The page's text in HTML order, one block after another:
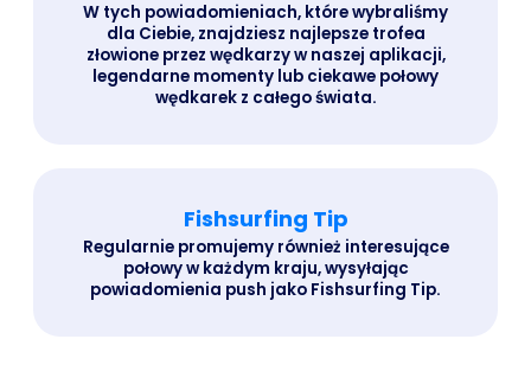
W tych powiadomieniach, które wybraliśmy
dla Ciebie, znajdziesz najlepsze trofea
złowione przez wędkarzy w naszej aplikacji,
legendarne momenty lub ciekawe połowy
wędkarek z całego świata.
Fishsurfing Tip
Regularnie promujemy również interesujące
połowy w każdym kraju, wysyłając
powiadomienia push jako Fishsurfing Tip.